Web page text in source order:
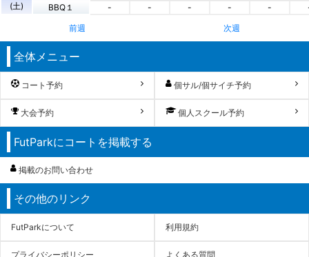
(土)
BBQ１
- - - - -
前週
次週
全体メニュー
コート予約 個サル/個サイチ予約
大会予約 個人スクール予約
FutParkにコートを掲載する
掲載のお問い合わせ
その他のリンク
FutParkについて 利用規約
プライバシーポリシー よくある質問